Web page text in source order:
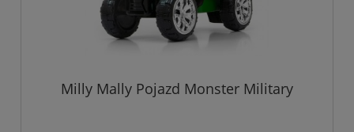
Milly Mally Pojazd Monster Military